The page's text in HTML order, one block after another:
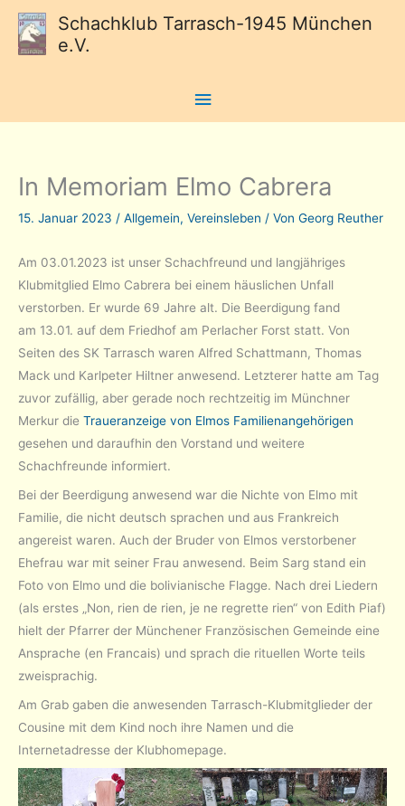
Schachklub Tarrasch-1945 München
e.V.
Hauptmenü
In Memoriam Elmo Cabrera
15. Januar 2023 / Allgemein, Vereinsleben / Von Georg Reuther
Am 03.01.2023 ist unser Schachfreund und langjähriges
Klubmitglied Elmo Cabrera bei einem häuslichen Unfall
verstorben. Er wurde 69 Jahre alt. Die Beerdigung fand
am 13.01. auf dem Friedhof am Perlacher Forst statt. Von
Seiten des SK Tarrasch waren Alfred Schattmann, Thomas
Mack und Karlpeter Hiltner anwesend. Letzterer hatte am Tag
zuvor zufällig, aber gerade noch rechtzeitig im Münchner
Merkur die Traueranzeige von Elmos Familienangehörigen
gesehen und daraufhin den Vorstand und weitere
Schachfreunde informiert.
Bei der Beerdigung anwesend war die Nichte von Elmo mit
Familie, die nicht deutsch sprachen und aus Frankreich
angereist waren. Auch der Bruder von Elmos verstorbener
Ehefrau war mit seiner Frau anwesend. Beim Sarg stand ein
Foto von Elmo und die bolivianische Flagge. Nach drei Liedern
(als erstes „Non, rien de rien, je ne regrette rien“ von Edith Piaf)
hielt der Pfarrer der Münchener Französischen Gemeinde eine
Ansprache (en Francais) und sprach die rituellen Worte teils
zweisprachig.
Am Grab gaben die anwesenden Tarrasch-Klubmitglieder der
Cousine mit dem Kind noch ihre Namen und die
Internetadresse der Klubhomepage.